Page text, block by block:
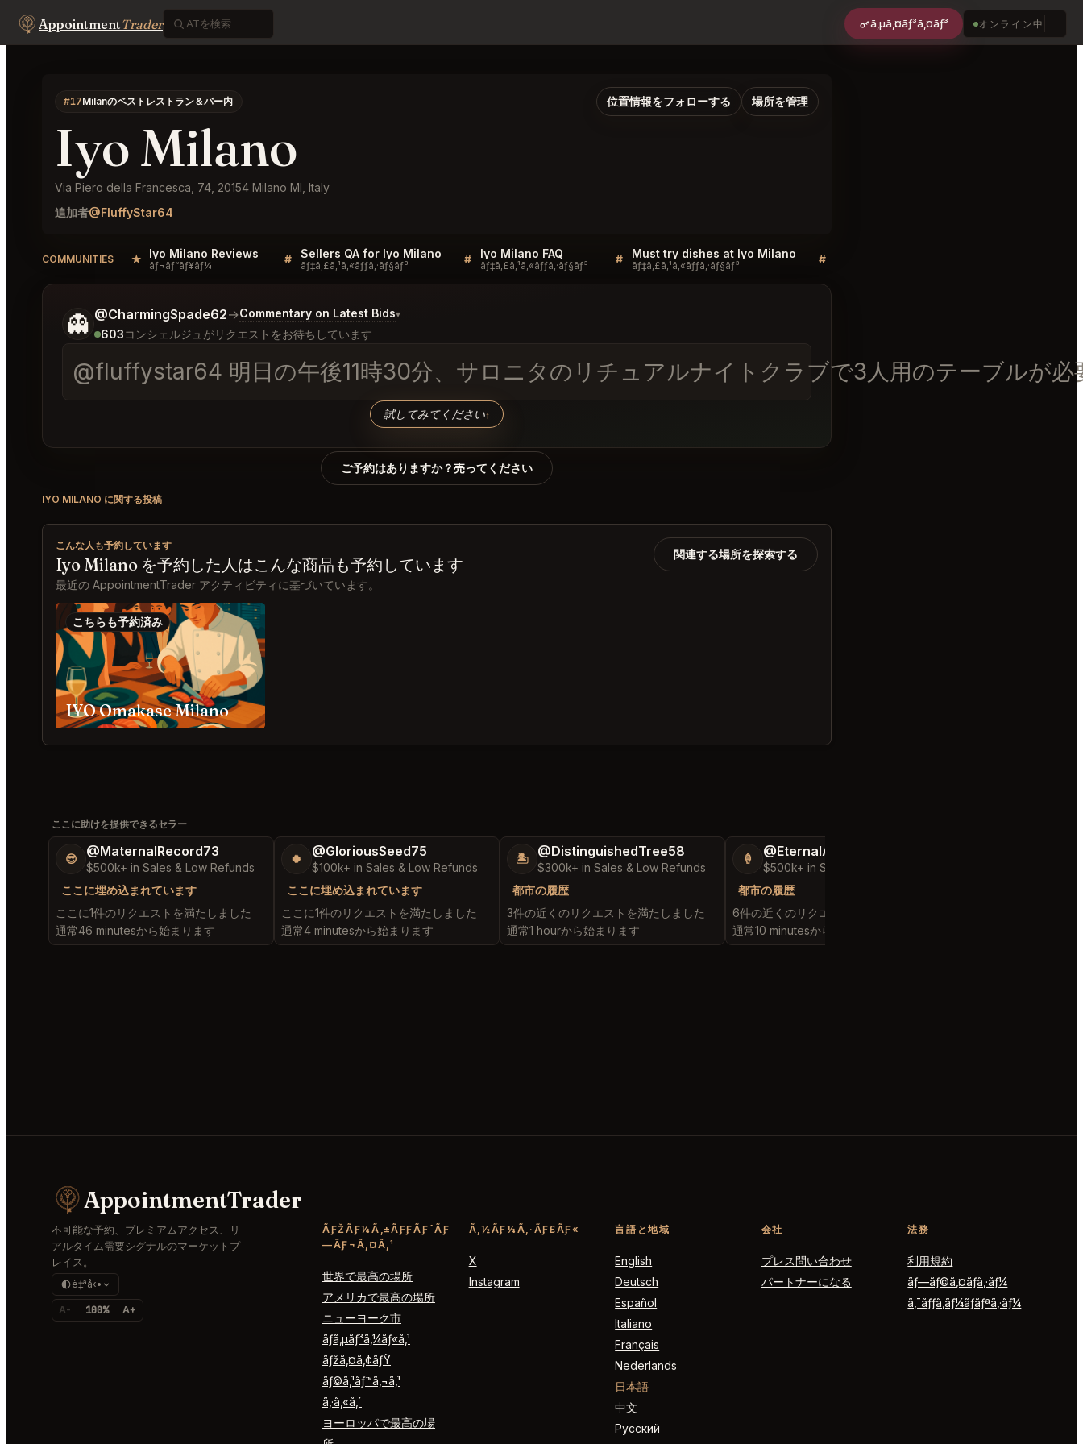
AppointmentTrader ã‚µã‚¤ãƒ³ã‚¤ãƒ³ オンライン中
#17Milanのベストレストラン＆バー内 位置情報をフォローする 場所を管理
Iyo Milano
Via Piero della Francesca, 74, 20154 Milano MI, Italy
追加者@FluffyStar64
COMMUNITIES ★ Iyo Milano Reviews
ãƒ¬ãƒ“ãƒ¥ãƒ¼ # Sellers QA for Iyo Milano
ãƒ‡ã‚£ã‚¹ã‚«ãƒƒã‚·ãƒ§ãƒ³ # Iyo Milano FAQ
ãƒ‡ã‚£ã‚¹ã‚«ãƒƒã‚·ãƒ§ãƒ³ # Must try dishes at Iyo Milano
ãƒ‡ã‚£ã‚¹ã‚«ãƒƒã‚·ãƒ§ãƒ³ #
👻 @CharmingSpade62→Commentary on Latest Bids▾
603コンシェルジュがリクエストをお待ちしています
@fluffystar64 明日の午後11時30分、サロニタのリチュアルナイトクラブで3人用のテーブルが必
試してみてください↑
ご希望についてもう少し詳しく教えてください。
ご予約はありますか？売ってください
IYO MILANO に関する投稿
こんな人も予約しています
Iyo Milano を予約した人はこんな商品も予約しています
最近の AppointmentTrader アクティビティに基づいています。
関連する場所を探索する
こちらも予約済み
IYO Omakase Milano
ここに助けを提供できるセラー
😎 @MaternalRecord73
$500k+ in Sales & Low Refunds
ここに埋め込まれています
ここに1件のリクエストを満たしました
通常46 minutesから始まります
🍀 @GloriousSeed75
$100k+ in Sales & Low Refunds
ここに埋め込まれています
ここに1件のリクエストを満たしました
通常4 minutesから始まります
🏝️ @DistinguishedTree58
$300k+ in Sales & Low Refunds
都市の履歴
3件の近くのリクエストを満たしました
通常1 hourから始まります
🍦 @EternalAnt36
$500k+ in Sales & Low Refunds
都市の履歴
6件の近くのリクエストを満たしました
通常10 minutesから始まります
AppointmentTrader
不可能な予約、プレミアムアクセス、リ
アルタイム需要シグナルのマーケットプ
レイス。
è‡ªå‹•
A- 100% A+
ÃƑŽÃƑ¼Ã‚±ÃƑƑÃƑˆÃƑ
—ÃƑ¬Ã‚¤Ã‚¹
世界で最高の場所
アメリカで最高の場所
ニューヨーク市
ãƒ­ã‚µãƒ³ã‚¼ãƒ«ã‚¹
ãƒžã‚¤ã‚¢ãƒŸ
ãƒ©ã‚¹ãƒ™ã‚¬ã‚¹
ã‚·ã‚«ã‚´
ヨーロッパで最高の場
Ã‚½ÃƑ¼Ã‚·ÃƑ£ÃƑ«
X
Instagram
言語と地域
English
Deutsch
Español
Italiano
Français
Nederlands
日本語
中文
Русский
会社
プレス問い合わせ
パートナーになる
法務
利用規約
ãƒ—ãƒ©ã‚¤ãƒã‚·ãƒ¼
ã‚¯ãƒƒã‚­ãƒ¼ãƒãƒªã‚·ãƒ¼